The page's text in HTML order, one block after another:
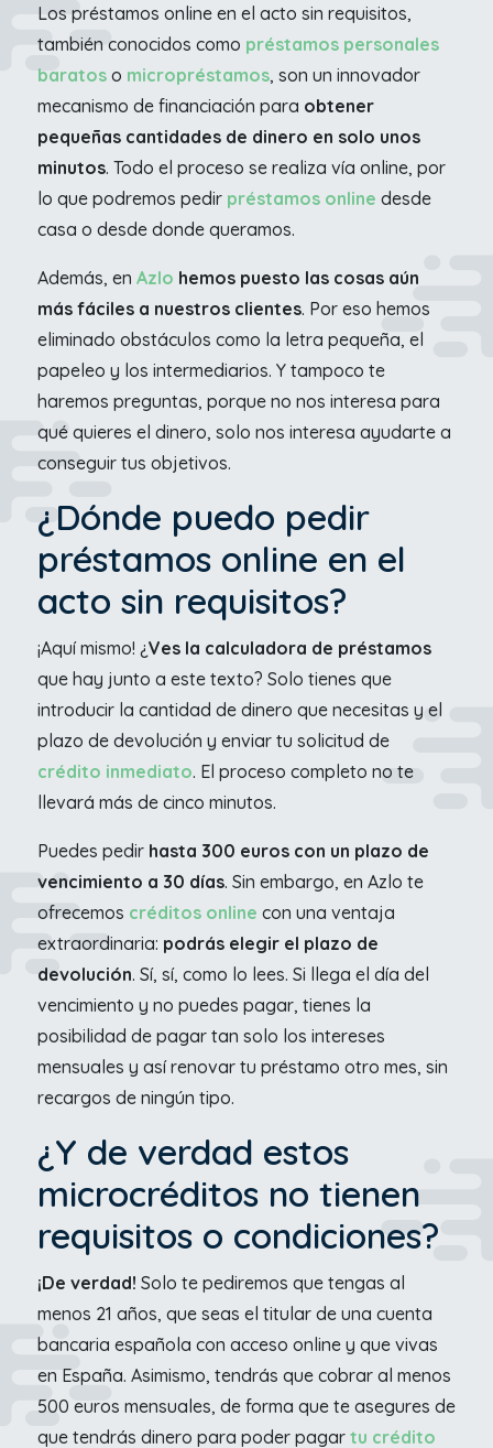
Los préstamos online en el acto sin requisitos,
también conocidos como préstamos personales
baratoso micropréstamos, son un innovador
mecanismo de financiación para obtener
pequeñas cantidades de dinero en solo unos
minutos. Todo el proceso se realiza vía online, por
lo que podremos pedir préstamos online desde
casa o desde donde queramos.
Además, en Azlo hemos puesto las cosas aún
más fáciles a nuestros clientes. Por eso hemos
eliminado obstáculos como la letra pequeña, el
papeleo y los intermediarios. Y tampoco te
haremos preguntas, porque no nos interesa para
qué quieres el dinero, solo nos interesa ayudarte a
conseguir tus objetivos.
¿Dónde puedo pedir
préstamos online en el
acto sin requisitos?
¡Aquí mismo! ¿Ves la calculadora de préstamos
que hay junto a este texto? Solo tienes que
introducir la cantidad de dinero que necesitas y el
plazo de devolución y enviar tu solicitud de
crédito inmediato. El proceso completo no te
llevará más de cinco minutos.
Puedes pedirhasta 300 euros con un plazo de
vencimiento a 30 días. Sin embargo, en Azlo te
ofrecemos créditos online con una ventaja
extraordinaria: podrás elegir el plazo de
devolución. Sí, sí, como lo lees. Si llega el día del
vencimiento y no puedes pagar, tienes la
posibilidad de pagar tan solo los intereses
mensuales y así renovar tu préstamo otro mes, sin
recargos de ningún tipo.
¿Y de verdad estos
microcréditos no tienen
requisitos o condiciones?
¡De verdad! Solo te pediremos que tengas al
menos 21 años, que seas el titular de una cuenta
bancaria española con acceso online y que vivas
en España. Asimismo, tendrás que cobrar al menos
500 euros mensuales, de forma que te asegures de
que tendrás dinero para poder pagar tu crédito